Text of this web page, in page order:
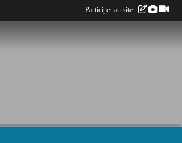
Participer au site :